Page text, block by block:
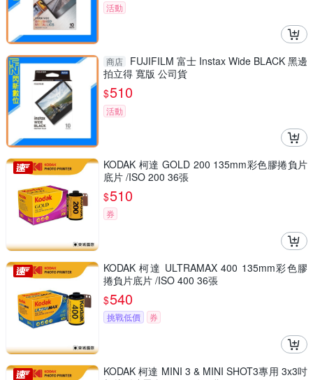
活動
商店
FUJIFILM 富士 Instax Wide BLACK 黑邊
拍立得 寬版 公司貨
$510
活動
KODAK 柯達 GOLD 200 135mm彩色膠捲負片
底片 /ISO 200 36張
$510
券
KODAK 柯達 ULTRAMAX 400 135mm彩色膠
捲負片底片 /ISO 400 36張
$540
挑戰低價 券
KODAK 柯達 MINI 3 & MINI SHOT3專用 3x3吋